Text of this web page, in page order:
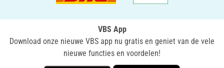
VBS App
Download onze nieuwe VBS app nu gratis en geniet van de vele
nieuwe functies en voordelen!